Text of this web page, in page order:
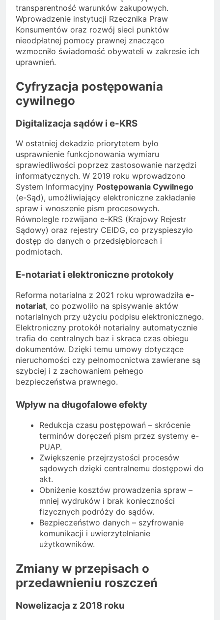
transparentność warunków zakupowych.
Wprowadzenie instytucji Rzecznika Praw
Konsumentów oraz rozwój sieci punktów
nieodpłatnej pomocy prawnej znacząco
wzmocniło świadomość obywateli w zakresie ich
uprawnień.
Cyfryzacja postępowania
cywilnego
Digitalizacja sądów i e-KRS
W ostatniej dekadzie priorytetem było
usprawnienie funkcjonowania wymiaru
sprawiedliwości poprzez zastosowanie narzędzi
informatycznych. W 2019 roku wprowadzono
System Informacyjny Postępowania Cywilnego
(e-Sąd), umożliwiający elektroniczne zakładanie
spraw i wnoszenie pism procesowych.
Równolegle rozwijano e-KRS (Krajowy Rejestr
Sądowy) oraz rejestry CEIDG, co przyspieszyło
dostęp do danych o przedsiębiorcach i
podmiotach.
E-notariat i elektroniczne protokoły
Reforma notarialna z 2021 roku wprowadziła e-
notariat, co pozwoliło na spisywanie aktów
notarialnych przy użyciu podpisu elektronicznego.
Elektroniczny protokół notarialny automatycznie
trafia do centralnych baz i skraca czas obiegu
dokumentów. Dzięki temu umowy dotyczące
nieruchomości czy pełnomocnictwa zawierane są
szybciej i z zachowaniem pełnego
bezpieczeństwa prawnego.
Wpływ na długofalowe efekty
Redukcja czasu postępowań – skrócenie
terminów doręczeń pism przez systemy e-
PUAP.
Zwiększenie przejrzystości procesów
sądowych dzięki centralnemu dostępowi do
akt.
Obniżenie kosztów prowadzenia spraw –
mniej wydruków i brak konieczności
fizycznych podróży do sądów.
Bezpieczeństwo danych – szyfrowanie
komunikacji i uwierzytelnianie
użytkowników.
Zmiany w przepisach o
przedawnieniu roszczeń
Nowelizacja z 2018 roku